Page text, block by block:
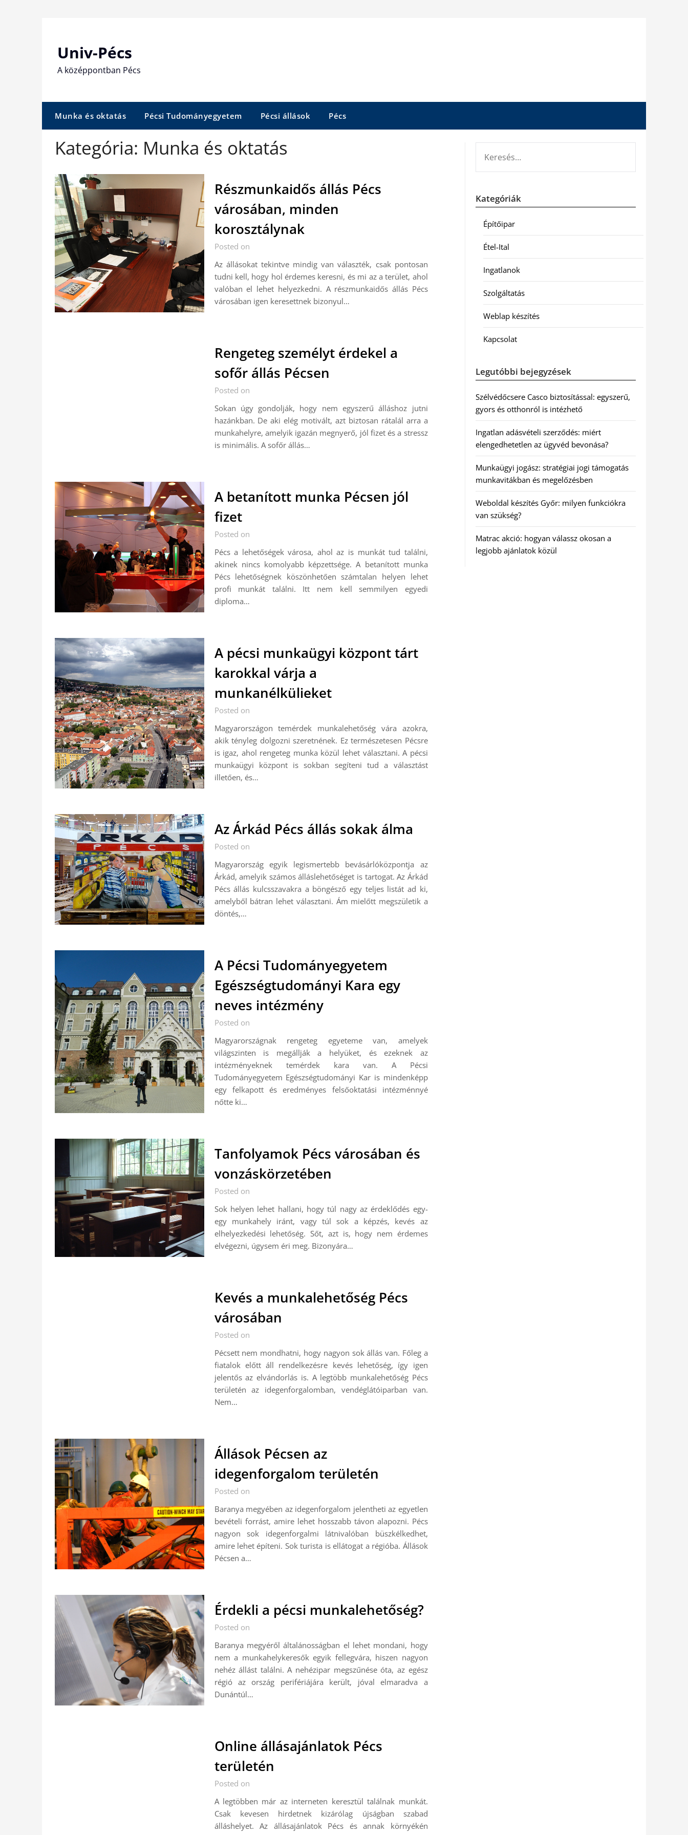
Univ-Pécs
A középpontban Pécs
Munka és oktatás Pécsi Tudományegyetem Pécsi állások Pécs
Kategória: Munka és oktatás
Részmunkaidős állás Pécs
városában, minden
korosztálynak
Posted on
Az állásokat tekintve mindig van választék, csak pontosan
tudni kell, hogy hol érdemes keresni, és mi az a terület, ahol
valóban el lehet helyezkedni. A részmunkaidős állás Pécs
városában igen keresettnek bizonyul…
Rengeteg személyt érdekel a
sofőr állás Pécsen
Posted on
Sokan úgy gondolják, hogy nem egyszerű álláshoz jutni
hazánkban. De aki elég motivált, azt biztosan rátalál arra a
munkahelyre, amelyik igazán megnyerő, jól fizet és a stressz
is minimális. A sofőr állás…
A betanított munka Pécsen jól
fizet
Posted on
Pécs a lehetőségek városa, ahol az is munkát tud találni,
akinek nincs komolyabb képzettsége. A betanított munka
Pécs lehetőségnek köszönhetően számtalan helyen lehet
profi munkát találni. Itt nem kell semmilyen egyedi
diploma…
A pécsi munkaügyi központ tárt
karokkal várja a
munkanélkülieket
Posted on
Magyarországon temérdek munkalehetőség vára azokra,
akik tényleg dolgozni szeretnének. Ez természetesen Pécsre
is igaz, ahol rengeteg munka közül lehet választani. A pécsi
munkaügyi központ is sokban segíteni tud a választást
illetően, és…
Az Árkád Pécs állás sokak álma
Posted on
Magyarország egyik legismertebb bevásárlóközpontja az
Árkád, amelyik számos álláslehetőséget is tartogat. Az Árkád
Pécs állás kulcsszavakra a böngésző egy teljes listát ad ki,
amelyből bátran lehet választani. Ám mielőtt megszületik a
döntés,…
A Pécsi Tudományegyetem
Egészségtudományi Kara egy
neves intézmény
Posted on
Magyarországnak rengeteg egyeteme van, amelyek
világszinten is megállják a helyüket, és ezeknek az
intézményeknek temérdek kara van. A Pécsi
Tudományegyetem Egészségtudományi Kar is mindenképp
egy felkapott és eredményes felsőoktatási intézménnyé
nőtte ki…
Tanfolyamok Pécs városában és
vonzáskörzetében
Posted on
Sok helyen lehet hallani, hogy túl nagy az érdeklődés egy-
egy munkahely iránt, vagy túl sok a képzés, kevés az
elhelyezkedési lehetőség. Sőt, azt is, hogy nem érdemes
elvégezni, úgysem éri meg. Bizonyára…
Kevés a munkalehetőség Pécs
városában
Posted on
Pécsett nem mondhatni, hogy nagyon sok állás van. Főleg a
fiatalok előtt áll rendelkezésre kevés lehetőség, így igen
jelentős az elvándorlás is. A legtöbb munkalehetőség Pécs
területén az idegenforgalomban, vendéglátóiparban van.
Nem…
Állások Pécsen az
idegenforgalom területén
Posted on
Baranya megyében az idegenforgalom jelentheti az egyetlen
bevételi forrást, amire lehet hosszabb távon alapozni. Pécs
nagyon sok idegenforgalmi látnivalóban büszkélkedhet,
amire lehet építeni. Sok turista is ellátogat a régióba. Állások
Pécsen a…
Érdekli a pécsi munkalehetőség?
Posted on
Baranya megyéről általánosságban el lehet mondani, hogy
nem a munkahelykeresők egyik fellegvára, hiszen nagyon
nehéz állást találni. A nehézipar megszűnése óta, az egész
régió az ország perifériájára került, jóval elmaradva a
Dunántúl…
Online állásajánlatok Pécs
területén
Posted on
A legtöbben már az interneten keresztül találnak munkát.
Csak kevesen hirdetnek kizárólag újságban szabad
álláshelyet. Az állásajánlatok Pécs és annak környékén
Kategóriák
Építőipar
Étel-Ital
Ingatlanok
Szolgáltatás
Weblap készítés
Kapcsolat
Legutóbbi bejegyzések
Szélvédőcsere Casco biztosítással: egyszerű,
gyors és otthonról is intézhető
Ingatlan adásvételi szerződés: miért
elengedhetetlen az ügyvéd bevonása?
Munkaügyi jogász: stratégiai jogi támogatás
munkavitákban és megelőzésben
Weboldal készítés Győr: milyen funkciókra
van szükség?
Matrac akció: hogyan válassz okosan a
legjobb ajánlatok közül